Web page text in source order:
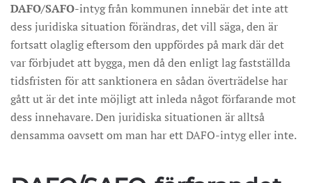
DAFO/SAFO-intyg från kommunen innebär det inte att
dess juridiska situation förändras, det vill säga, den är
fortsatt olaglig eftersom den uppfördes på mark där det
var förbjudet att bygga, men då den enligt lag fastställda
tidsfristen för att sanktionera en sådan överträdelse har
gått ut är det inte möjligt att inleda något förfarande mot
dess innehavare. Den juridiska situationen är alltså
densamma oavsett om man har ett DAFO-intyg eller inte.